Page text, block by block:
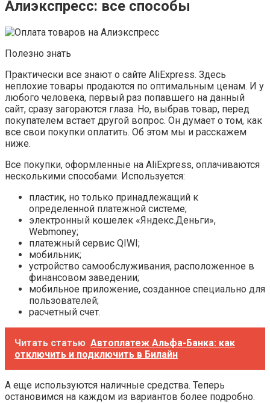
Алиэкспресс: все способы
Полезно знать
Практически все знают о сайте AliExpress. Здесь
неплохие товары продаются по оптимальным ценам. И у
любого человека, первый раз попавшего на данный
сайт, сразу загораются глаза. Но, выбрав товар, перед
покупателем встает другой вопрос. Он думает о том, как
все свои покупки оплатить. Об этом мы и расскажем
ниже.
Все покупки, оформленные на AliExpress, оплачиваются
несколькими способами. Используется:
пластик, но только принадлежащий к
определенной платежной системе;
электронный кошелек «Яндекс.Деньги»,
Webmoney;
платежный сервис QIWI;
мобильник;
устройство самообслуживания, расположенное в
финансовом заведении;
мобильное приложение, созданное специально для
пользователей;
расчетный счет.
Читать статью Автоплатеж Альфа-Банка: как
отключить и подключить в Билайн
А еще используются наличные средства. Теперь
остановимся на каждом из вариантов более подробно.